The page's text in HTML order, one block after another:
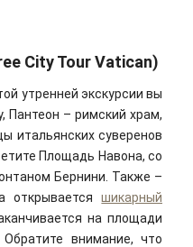
City Tour Vatican)
утренней экскурсии вы
Пантеон – римский храм,
итальянских суверенов
Площадь Навона, со
Бернини. Также –
открываетсяшикарный
на площади
внимание, что